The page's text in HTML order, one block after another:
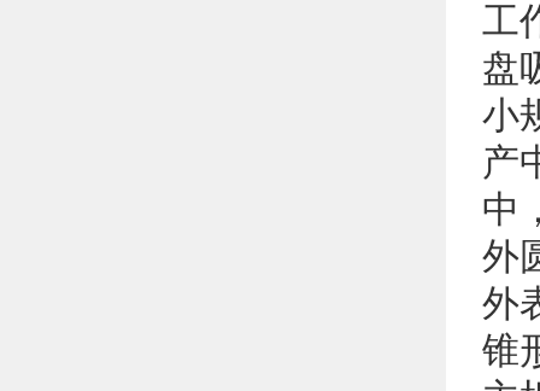
工
盘
小
产
中
外
外
锥